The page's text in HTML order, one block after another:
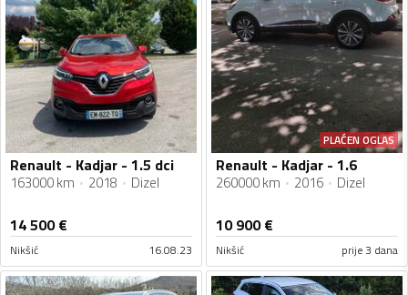
Renault - Kadjar - 1.5 dci
163000 km 2018 Dizel
14 500€
Nikšić 16.08.23
PLAĆEN OGLAS
Renault - Kadjar - 1.6
260000 km 2016 Dizel
10 900€
Nikšić prije 3 dana